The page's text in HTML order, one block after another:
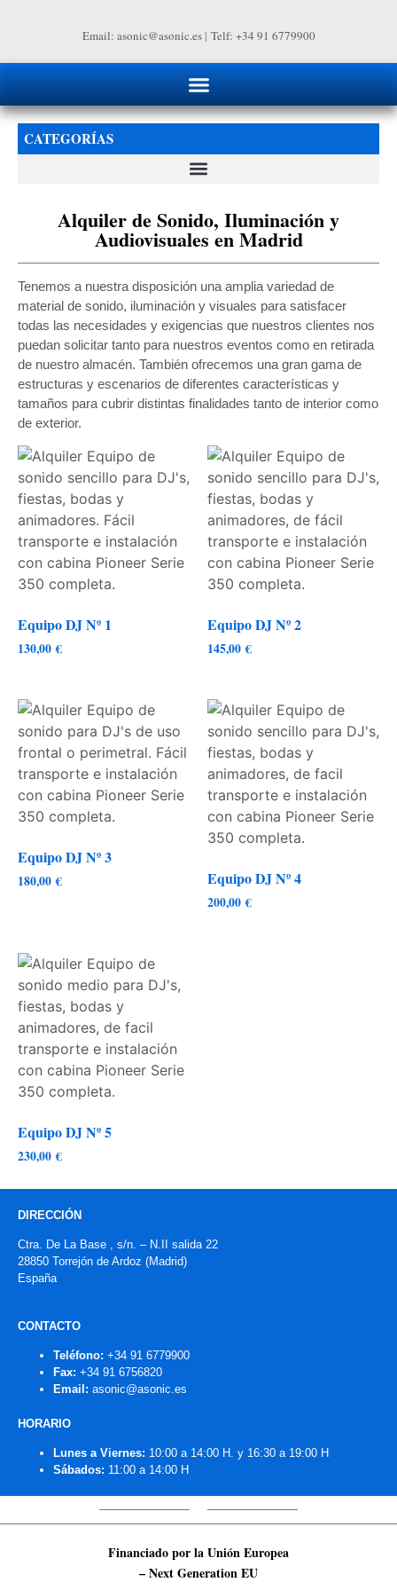
Email: asonic@asonic.es| Telf: +34 91 6779900
CATEGORÍAS
Alquiler de Sonido, Iluminación y
Audiovisuales en Madrid
Tenemos a nuestra disposición una amplia variedad de
material de sonido, iluminación y visuales para satisfacer
todas las necesidades y exigencias que nuestros clientes nos
puedan solicitar tanto para nuestros eventos como en retirada
de nuestro almacén. También ofrecemos una gran gama de
estructuras y escenarios de diferentes características y
tamaños para cubrir distintas finalidades tanto de interior como
de exterior.
Equipo DJ Nº 1
130,00€
Equipo DJ Nº 2
145,00€
Equipo DJ Nº 3
180,00€ Equipo DJ Nº 4
200,00€
Equipo DJ Nº 5
230,00€
DIRECCIÓN
Ctra. De La Base , s/n. – N.II salida 22
28850 Torrejón de Ardoz (Madrid)
España
CONTACTO
Teléfono: +34 91 6779900
Fax: +34 91 6756820
Email: asonic@asonic.es
HORARIO
Lunes a Viernes: 10:00 a 14:00 H. y 16:30 a 19:00 H
Sábados: 11:00 a 14:00 H
Financiado por la Unión Europea
– Next Generation EU